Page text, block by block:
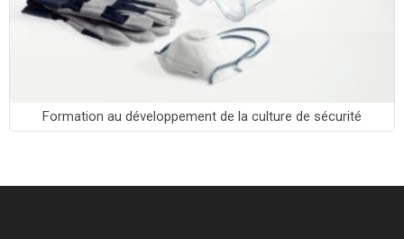
Formation au développement de la culture de sécurité